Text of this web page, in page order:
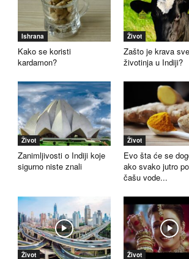
Ishrana
Kako se koristi
kardamon?
Život
Zašto je krava
životinja u Indiji?
Život
Zanimljivosti o Indiji koje
sigurno niste znali
Život
Evo šta će se
ako svako jutro
čašu vode...
Život Život